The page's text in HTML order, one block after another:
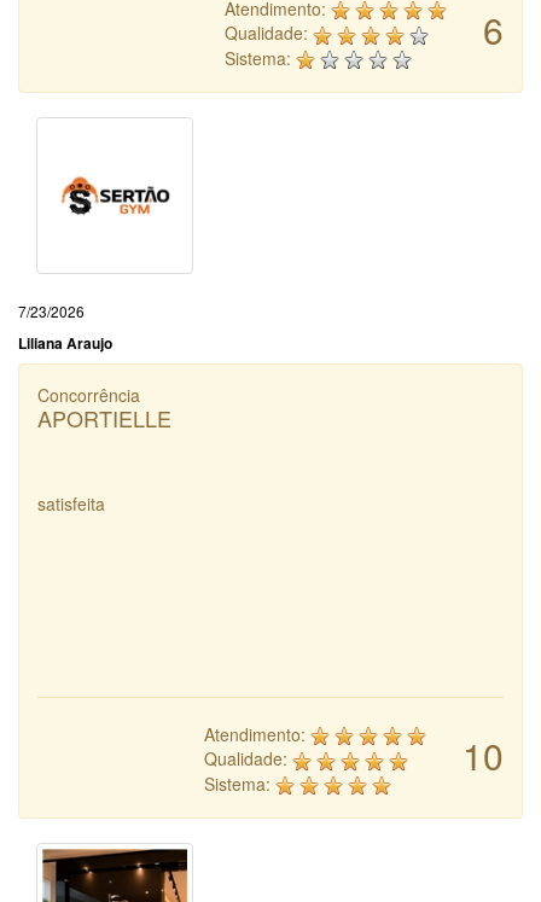
6
Atendimento:
Qualidade:
Sistema:
7/23/2026
Liliana Araujo
Concorrência
APORTIELLE
satisfeita
10
Atendimento:
Qualidade:
Sistema: